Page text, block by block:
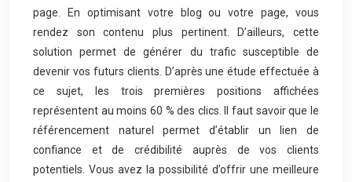
page. En optimisant votre blog ou votre page, vous
rendez son contenu plus pertinent. D’ailleurs, cette
solution permet de générer du trafic susceptible de
devenir vos futurs clients. D’après une étude effectuée à
ce sujet, les trois premières positions affichées
représentent au moins 60 % des clics. Il faut savoir que le
référencement naturel permet d’établir un lien de
confiance et de crédibilité auprès de vos clients
potentiels. Vous avez la possibilité d’offrir une meilleure